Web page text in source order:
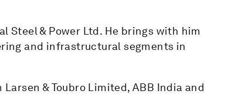
Steel & Power Ltd. He brings with him
and infrastructural segments in
& Toubro Limited, ABB India and